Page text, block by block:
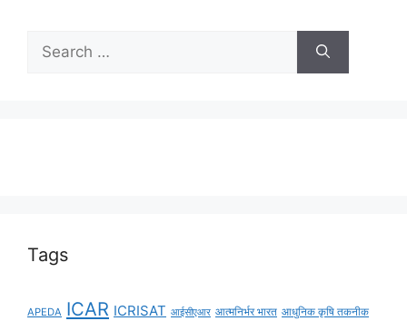
Tags
APEDA ICAR ICRISAT आईसीएआर आत्मनिर्भर भारत आधुनिक कृषि तकनीक